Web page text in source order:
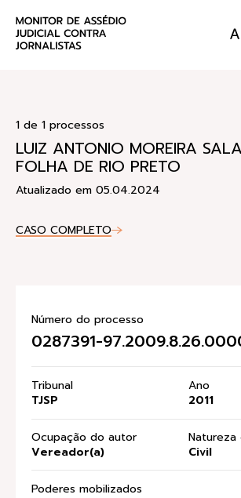
ENVIE
1 de 1 processos
LUIZ ANTONIO MOREIRA
FOLHA DE RIO PRETO
Atualizado em 05.04.2024
CASO COMPLETO
Número do processo
0287391-
Tribunal
TJSP
Ano
2011
Ocupação do autor
Vereador(a)
Natureza
Civil
Poderes mobilizados